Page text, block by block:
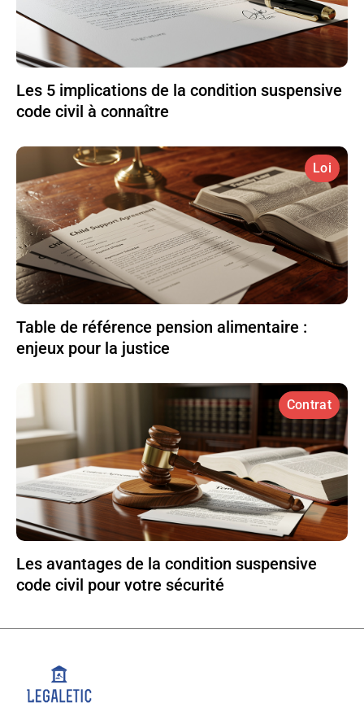
Les 5 implications de la condition suspensive
code civil à connaître
Loi
Table de référence pension alimentaire :
enjeux pour la justice
Contrat
Les avantages de la condition suspensive
code civil pour votre sécurité